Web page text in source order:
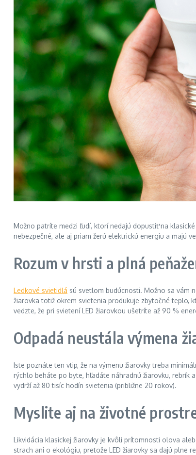
Možno patríte medzi ľudí, ktorí nedajú dopustiť na
nebezpečné, ale aj priam žerú elektrickú energiu a majú
Rozum v hrsti a plná
Ledkové svietidlá sú svetlom budúcnosti. Možno sa vám
žiarovka totiž okrem svietenia produkuje zbytočné teplo,
vedzte, že pri svietení LED žiarovkou ušetríte až 90 %
Odpadá neustála výmena
Iste poznáte ten vtip, že na výmenu žiarovky treba
rýchlo beháte po byte, hľadáte náhradnú žiarovku, rebrík
vydrží až 80 tisíc hodín svietenia (približne 20 rokov).
Myslite aj na životné
Likvidácia klasickej žiarovky je kvôli prítomnosti olova
strach ani o ekológiu, pretože LED žiarovky sa dajú plne